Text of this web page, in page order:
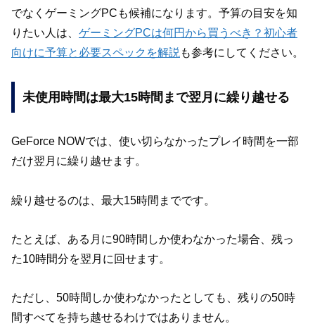
でなくゲーミングPCも候補になります。予算の目安を知
りたい人は、 ゲーミングPCは何円から買うべき？初心者
向けに予算と必要スペックを解説 も参考にしてください。
未使用時間は最大15時間まで翌月に繰り越せる
GeForce NOWでは、使い切らなかったプレイ時間を一部
だけ翌月に繰り越せます。
繰り越せるのは、最大15時間までです。
たとえば、ある月に90時間しか使わなかった場合、残っ
た10時間分を翌月に回せます。
ただし、50時間しか使わなかったとしても、残りの50時
間すべてを持ち越せるわけではありません。